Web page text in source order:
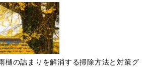
樋の詰まりを解消する掃除方法と対策グ